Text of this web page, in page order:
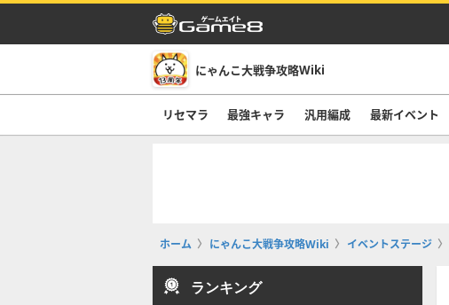
にゃんこ大戦争攻略Wiki
リセマラ 最強キャラ 汎用編成 最新イベント
ホーム にゃんこ大戦争攻略Wiki イベントステージ
ランキング